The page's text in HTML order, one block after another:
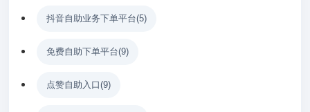
抖音自助业务下单平台(5)
免费自助下单平台(9)
点赞自助入口(9)